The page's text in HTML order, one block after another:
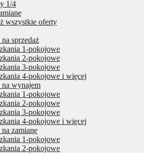
1/4
wszystkie oferty
sprzedaż
1-pokojowe
2-pokojowe
3-pokojowe
4-pokojowe i więcej
wynajem
1-pokojowe
2-pokojowe
3-pokojowe
4-pokojowe i więcej
zamianę
1-pokojowe
2-pokojowe